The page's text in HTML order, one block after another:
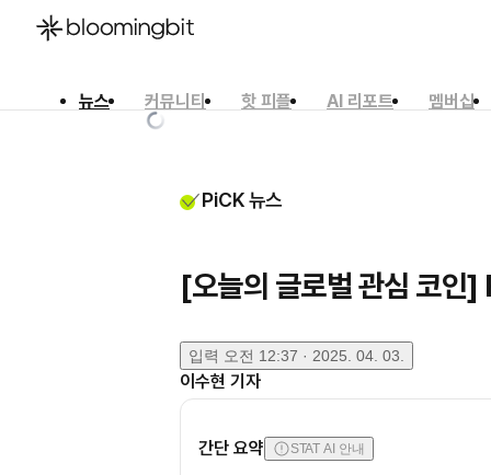
뉴스 커뮤니티 핫 피플 AI 리포트 멤버십
PiCK 뉴스
[오늘의 글로벌 관심 코인
입력 오전 12:37 · 2025. 04. 03.
이수현 기자
간단 요약 STAT AI 안내